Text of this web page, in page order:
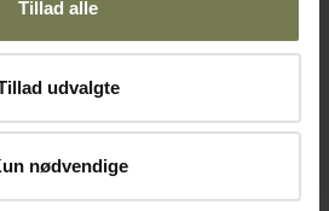
Tillad alle
udvalgte
nødvendige
KWC forbruser til bord, et-
huls
Din pris (ekskl. moms)